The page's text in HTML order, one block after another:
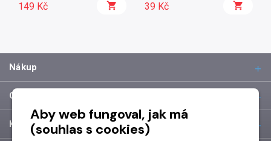
149 Kč 39 Kč
Nákup
O společnosti
Kontakt
Aby web fungoval, jak má
(souhlas s cookies)